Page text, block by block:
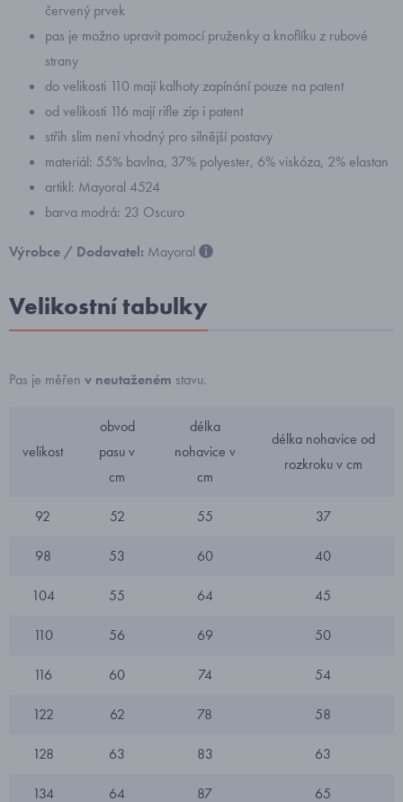
červený prvek
pas je možno upravit pomocí pruženky a knoflíku z rubové
strany
do velikosti 110 mají kalhoty zapínání pouze na patent
od velikosti 116 mají rifle zip i patent
střih slim není vhodný pro silnější postavy
materiál: 55% bavlna, 37% polyester, 6% viskóza, 2% elastan
artikl: Mayoral 4524
barva modrá: 23 Oscuro
Výrobce / Dodavatel: Mayoral
Velikostní tabulky
Pas je měřen v neutaženém stavu.
velikost
obvod
pasu v
cm
délka
nohavice v
cm
délka nohavice od
rozkroku v cm
92 52 55 37
98 53 60 40
104 55 64 45
110 56 69 50
116 60 74 54
122 62 78 58
128 63 83 63
134 64 87 65